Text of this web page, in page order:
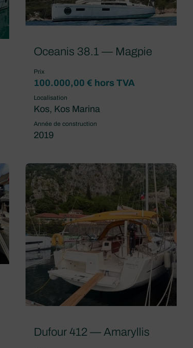
Oceanis 38.1 — Magpie
Prix
100.000,00 € hors TVA
Localisation
Kos, Kos Marina
Année de construction
2019
Dufour 412 — Amaryllis